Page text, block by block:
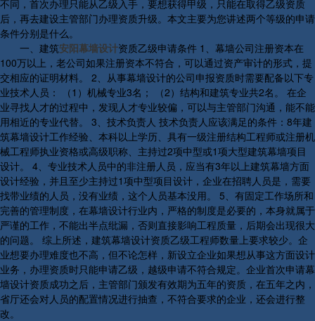
不同，首次办理只能从乙级入手，要想获得甲级，只能在取得乙级资质
后，再去建设主管部门办理资质升级。本文主要为您讲述两个等级的申请
条件分别是什么。
一、建筑安阳幕墙设计资质乙级申请条件 1、幕墙公司注册资本在
100万以上，老公司如果注册资本不符合，可以通过资产审计的形式，提
交相应的证明材料。 2、从事幕墙设计的公司申报资质时需要配备以下专
业技术人员： （1）机械专业3名； （2）结构和建筑专业共2名。 在企
业寻找人才的过程中，发现人才专业较偏，可以与主管部门沟通，能不能
用相近的专业代替。 3、技术负责人 技术负责人应该满足的条件：8年建
筑幕墙设计工作经验、本科以上学历、具有一级注册结构工程师或注册机
械工程师执业资格或高级职称、主持过2项中型或1项大型建筑幕墙项目
设计。 4、专业技术人员中的非注册人员，应当有3年以上建筑幕墙方面
设计经验，并且至少主持过1项中型项目设计，企业在招聘人员是，需要
找带业绩的人员，没有业绩，这个人员基本没用。 5、有固定工作场所和
完善的管理制度，在幕墙设计行业内，严格的制度是必要的，本身就属于
严谨的工作，不能出半点纰漏，否则直接影响工程质量，后期会出现很大
的问题。 综上所述，建筑幕墙设计资质乙级工程师数量上要求较少。企
业想要办理难度也不高，但不论怎样，新设立企业如果想从事这方面设计
业务，办理资质时只能申请乙级，越级申请不符合规定。企业首次申请幕
墙设计资质成功之后，主管部门颁发有效期为五年的资质，在五年之内，
省厅还会对人员的配置情况进行抽查，不符合要求的企业，还会进行整
改。